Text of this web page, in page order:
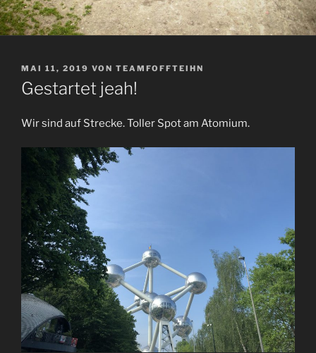
VERÖFFENTLICHT
AM
MAI 11, 2019 VON TEAMFOFFTEIHN
Gestartet jeah!
Wir sind auf Strecke. Toller Spot am Atomium.